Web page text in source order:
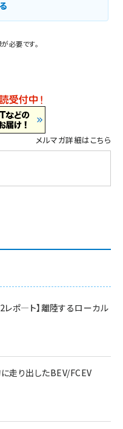
必要です。
メルマガ詳細はこちら
ポ—ト】離陸するローカル
走り出したBEV/FCEV